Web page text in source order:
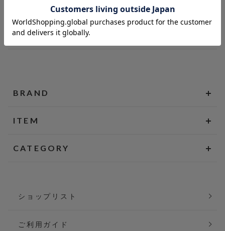
BRAND
ITEM
CATEGORY
ショップリスト
ご利用ガイド